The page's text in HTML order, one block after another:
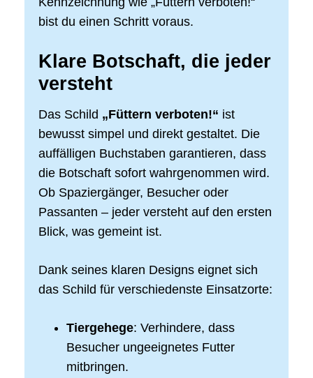
bist du einen Schritt voraus.
Klare Botschaft, die jeder
versteht
Das Schild „Füttern verboten!“ ist
bewusst simpel und direkt gestaltet. Die
auffälligen Buchstaben garantieren, dass
die Botschaft sofort wahrgenommen wird.
Ob Spaziergänger, Besucher oder
Passanten – jeder versteht auf den ersten
Blick, was gemeint ist.
Dank seines klaren Designs eignet sich
das Schild für verschiedenste Einsatzorte:
Tiergehege: Verhindere, dass
Besucher ungeeignetes Futter
mitbringen.